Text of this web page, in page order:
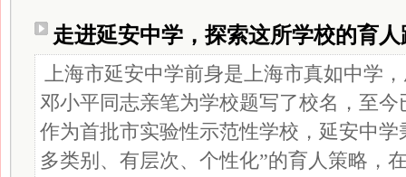
走进延安中学，探索这所学校的育
上海市延安中学前身是上海市真如中学
邓小平同志亲笔为学校题写了校名，至今
作为首批市实验性示范性学校，延安中
多类别、有层次、个性化”的育人策略，